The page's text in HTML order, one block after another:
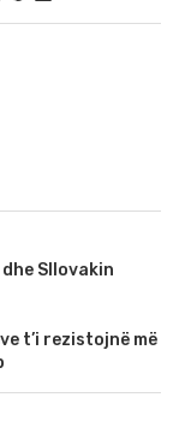
Sllovakin
t’i rezistojnë më